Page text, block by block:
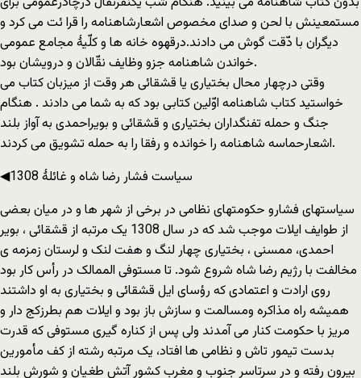
مستمعینش با لحن و صدای مخصوص اشعارشاهنامه را قرا ئت می کرد و
دیگران با دّقت گوش می دادند.درقهوه خانه ها و کلّیۀ مجامع عمومی
خواندن شاهنامه جزو وظایف نقّالان و درویشان بود.
وقتی درچهار محال بختیاری یا قشقائی هر وقت از میزبان کتاب می
خواستید کتاب شاهنامه اوّلین کتابی بود که به شما می دادند . هنگام
جنگ و حمله تفنگداران بختیاری و قشقائی و بویراحمدی به آواز بلند
اشعارحماسه شاهنامه را خوانده و رفقا را به حمله تشویق می کردند.
◀سیاست فشار رضا شاه و غائلۀ 1308
سیاستهای فشارو حکومتهای نظامی در برخی از شهر ها و در میان بعضی
از طوایف ایلات موجب شد که در سال 1308 یک مرتبه از قشقائی ، بویر
احمدی، ممسنی ، بختیاری چهار لنگ و هفت لنک و لرستان زمزمه ی
مخالفت با رژیم رضا شاه شروع شود. تا مستوفی الممالک در رأس کار بود
روی ارادت و اعتمادی که رؤسای ایل قشقائی و بختیاری به او داشتند
همیشه راه مذاکره ومسالمت و سازش باز بود و ایلات هم بطرزکج دار و
مریز با حکومت کنار می آمدند ولی پس از کناره گیری مستوفی که قدرت
بدست تیمور تاش و نظامی ها افتاد، یک مرتبه رشته از کف مأمورین
بیرون رفته و در سرتاسر جنوب و مغرب کشور آتش طغیان و شورش بلند